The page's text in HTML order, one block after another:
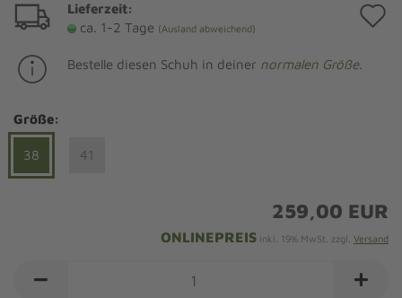
Lieferzeit:
ca. 1-2 Tage (Ausland abweichend)
Bestelle diesen Schuh in deiner normalen Größe.
Größe:
38 41
259,00 EUR
ONLINEPREIS inkl. 19% MwSt. zzgl. Versand